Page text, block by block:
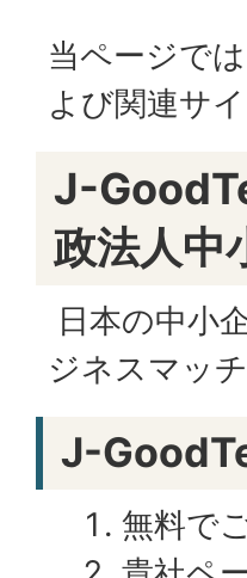
当ページで
よび関連サ
J-
政法人中
日本の中小
ジネスマッ
J-
無料で